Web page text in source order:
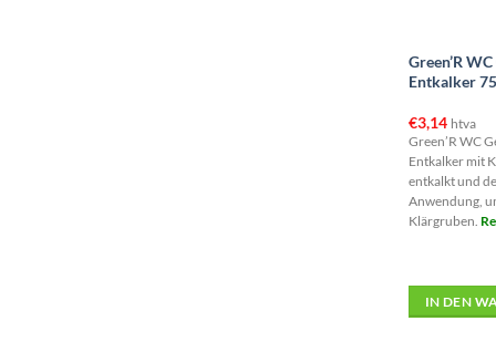
Green’R
Entkalker
€3,14 htva
Green’R WC
Entkalker mit
entkalkt und
Anwendung,
Klärgruben.
IN DEN